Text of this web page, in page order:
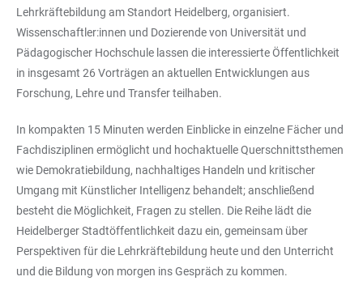
Lehrkräftebildung am Standort Heidelberg, organisiert.
Wissenschaftler:innen und Dozierende von Universität und
Pädagogischer Hochschule lassen die interessierte Öffentlichkeit
in insgesamt 26 Vorträgen an aktuellen Entwicklungen aus
Forschung, Lehre und Transfer teilhaben.
In kompakten 15 Minuten werden Einblicke in einzelne Fächer und
Fachdisziplinen ermöglicht und hochaktuelle Querschnittsthemen
wie Demokratiebildung, nachhaltiges Handeln und kritischer
Umgang mit Künstlicher Intelligenz behandelt; anschließend
besteht die Möglichkeit, Fragen zu stellen. Die Reihe lädt die
Heidelberger Stadtöffentlichkeit dazu ein, gemeinsam über
Perspektiven für die Lehrkräftebildung heute und den Unterricht
und die Bildung von morgen ins Gespräch zu kommen.